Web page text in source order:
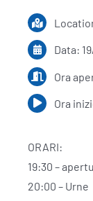
Data:
Ora
Ora
ORARI:
19:30 –
20:00 – Urne